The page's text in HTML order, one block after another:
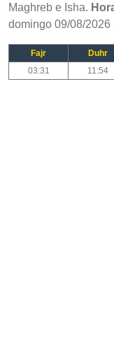
Maghreb e Isha.
domingo 09/08/2026
Fajr Duhr
03:31
11:54